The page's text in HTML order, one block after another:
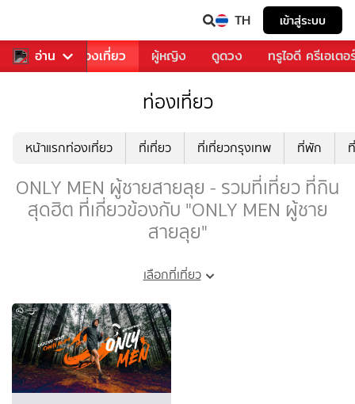
TH เข้าสู่ระบบ
อ่าน
อาหาร ท่องเที่ยว ผู้หญิง ดูดวง ทรูไอดี ครีเอเตอ
ท่องเที่ยว
หน้าแรกท่องเที่ยว ที่เที่ยว ที่เที่ยวกรุงเทพ ที่พัก
ONLY MEN ผู้ชายสายลุย - รวมที่เที่ยว ที่กิน
สุดฮิต ที่เกี่ยวข้องกับ "ONLY MEN ผู้ชาย
สายลุย"
เลือกที่เที่ยว